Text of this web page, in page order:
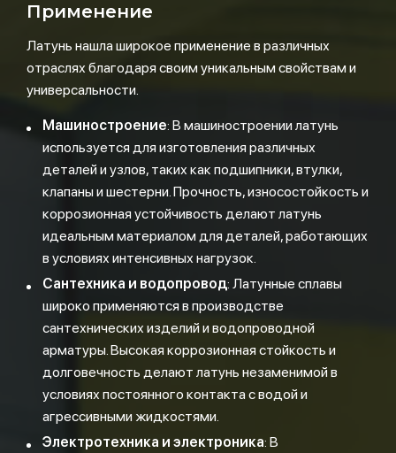
Применение
Латунь нашла широкое применение в различных
отраслях благодаря своим уникальным свойствам и
универсальности.
Машиностроение: В машиностроении латунь
используется для изготовления различных
деталей и узлов, таких как подшипники, втулки,
клапаны и шестерни. Прочность, износостойкость и
коррозионная устойчивость делают латунь
идеальным материалом для деталей, работающих
в условиях интенсивных нагрузок.
Сантехника и водопровод: Латунные сплавы
широко применяются в производстве
сантехнических изделий и водопроводной
арматуры. Высокая коррозионная стойкость и
долговечность делают латунь незаменимой в
условиях постоянного контакта с водой и
агрессивными жидкостями.
Электротехника и электроника: В